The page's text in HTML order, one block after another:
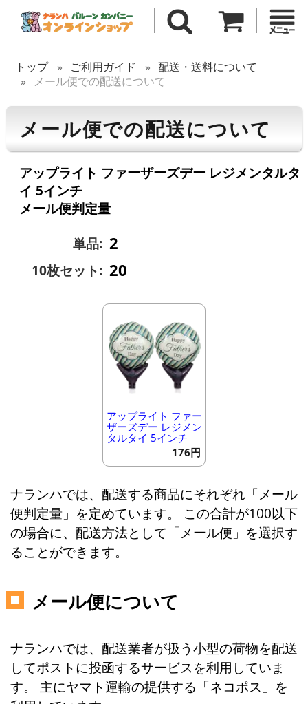
トップ ご利用ガイド
配送・送料について
メール便での配送について
メール便での配送について
アップライト ファーザーズデー レジメンタルタ
イ 5インチ
メール便判定量
単品: 2
10枚セット: 20
アップライト ファー
ザーズデー レジメン
タルタイ 5インチ
176円
ナランハでは、配送する商品にそれぞれ「メール
便判定量」を定めています。 この合計が100以下
の場合に、配送方法として「メール便」を選択す
ることができます。
メール便について
ナランハでは、配送業者が扱う小型の荷物を配送
してポストに投函するサービスを利用していま
す。 主にヤマト運輸の提供する「ネコポス」を